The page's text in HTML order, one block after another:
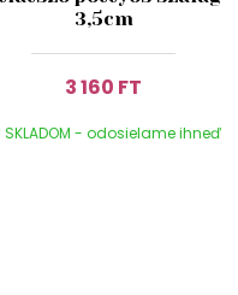
3,5cm
3 160 FT
SKLADOM - odosielame ihneď